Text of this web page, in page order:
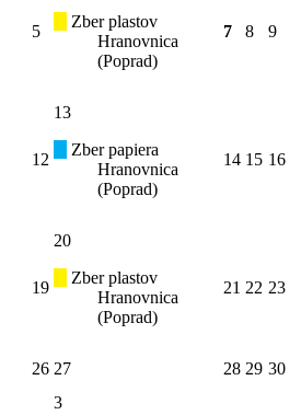
5
Zber plastov
Hranovnica
(Poprad)
7 8 9
12
13
Zber papiera
Hranovnica
(Poprad)
14 15 16
19
20
Zber plastov
Hranovnica
(Poprad)
21 22 23
26 27 28 29 30
3